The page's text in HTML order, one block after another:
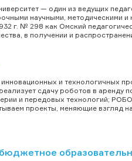
— один из ведущих
научными, методическими
г. № 298 как Омский
в получении и
и технологичных
сдачу роботов в
и передовых технологий;
проекты, меняющие взгляд на